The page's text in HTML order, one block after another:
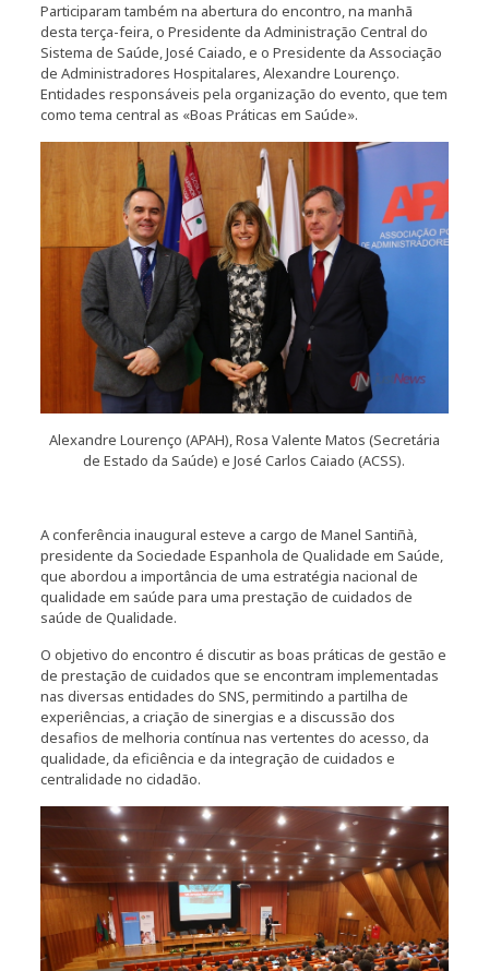
Participaram também na abertura do encontro, na manhã
desta terça-feira, o Presidente da Administração Central do
Sistema de Saúde, José Caiado, e o Presidente da Associação
de Administradores Hospitalares, Alexandre Lourenço.
Entidades responsáveis pela organização do evento, que tem
como tema central as «Boas Práticas em Saúde».
Alexandre Lourenço (APAH), Rosa Valente Matos (Secretária
de Estado da Saúde) e José Carlos Caiado (ACSS).
A conferência inaugural esteve a cargo de Manel Santiñà,
presidente da Sociedade Espanhola de Qualidade em Saúde,
que abordou a importância de uma estratégia nacional de
qualidade em saúde para uma prestação de cuidados de
saúde de Qualidade.
O objetivo do encontro é discutir as boas práticas de gestão e
de prestação de cuidados que se encontram implementadas
nas diversas entidades do SNS, permitindo a partilha de
experiências, a criação de sinergias e a discussão dos
desafios de melhoria contínua nas vertentes do acesso, da
qualidade, da eficiência e da integração de cuidados e
centralidade no cidadão.